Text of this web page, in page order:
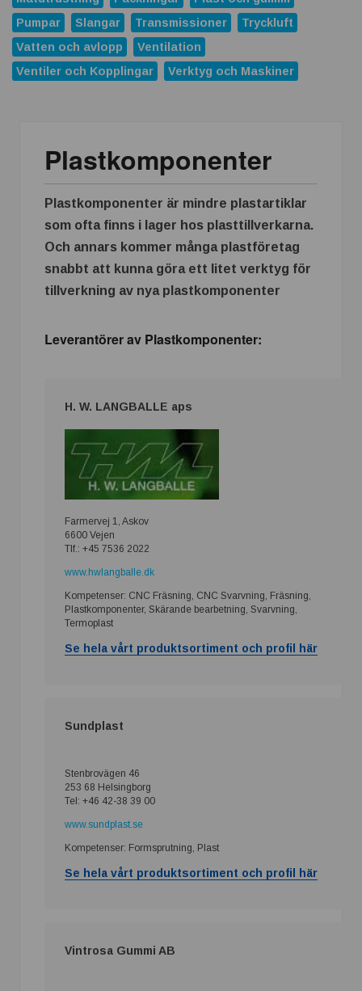
ABB förvärvar Advantics och stärker erbjudandet inom
likströmsteknik
Replace Physical Fixtures and Enhance Measuring
Processes
Atlas Copco Group tilldelas prestigefyllt pris för industriellt
monteringsverktyg
Nya 12-portars APL-Switchar i kompakt utförande
Nexans och Hydro tecknar långsiktigt avtal
Casino och spelmarknaden som växte när industrin blev
Pumpar
Slangar Transmissioner
Tryckluft
Vatten och avlopp
Ventilation
Ventiler och Kopplingar
Verktyg och Maskiner
Plastkomponenter
Plastkomponenter är mindre plastartiklar
som ofta finns i lager hos plasttillverkarna.
Och annars kommer många plastföretag
snabbt att kunna göra ett litet verktyg för
tillverkning av nya plastkomponenter
Leverantörer av Plastkomponenter:
H. W. LANGBALLE aps
Farmervej 1, Askov
6600 Vejen
Tlf.: +45 7536 2022
www.hwlangballe.dk
Kompetenser: CNC Fräsning, CNC Svarvning, Fräsning,
Plastkomponenter, Skärande bearbetning, Svarvning,
Termoplast
Se hela vårt produktsortiment och profil här
Sundplast
Stenbrovägen 46
253 68 Helsingborg
Tel: +46 42-38 39 00
www.sundplast.se
Kompetenser: Formsprutning, Plast
Se hela vårt produktsortiment och profil här
Vintrosa Gummi AB